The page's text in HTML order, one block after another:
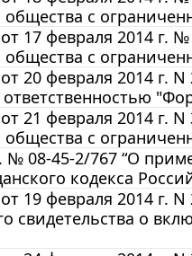
с
17 февраля 2014 г.
с
20 февраля 2014 г.
21 февраля 2014 г.
с
08-45-2/767 “О
кодекса
19 февраля 2014 г.
свидетельства о